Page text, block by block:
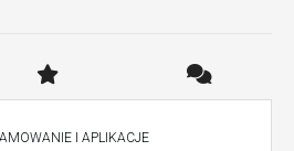
I APLIKACJE